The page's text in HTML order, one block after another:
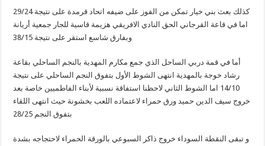
كذلك بعث بني خيار تمكن من الفوز على ضيفه اتحاد قرمدة على نتيجة 29/24
اما في قاعة القرجاني الحق النادي الافريقي هزيمة قاسية للجار جمعية أريانة
وبفارق شاسع استقر على نتيجة 38/15
أما في قمة دربي الساحل الذي جمع مكارم المهدية بالنجم الساحلي بقاعة
رشاد خوجة بالمهدية انتهى الشوط الأول بتفوق النجم الساحلي على نتيجة
14/10 اما الشوط الثاني لاحظنا استفاقة نسبية لأبناء الفاطميين خاصة بعد
خروج سيف الدين حميد ورق حمراء لاعتماده اللعب بخشونة حيث انتهى اللقاء
بتفوق النجم 28/25
و تبقى النقطة السوداء خروج ذاكر السبوعي بالورقة الحمراء لاحتجاجه بشدة